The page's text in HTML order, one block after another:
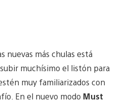
nuevas más chulas está
muchísimo el listón para
muy familiarizados con
En el nuevo modo Must